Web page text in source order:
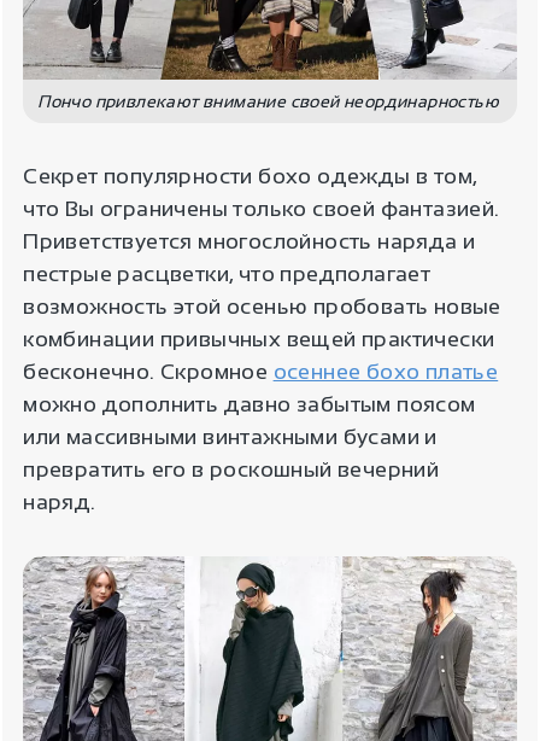
Пончо привлекают внимание своей неординарностью
Секрет популярности бохо одежды в том,
что Вы ограничены только своей фантазией.
Приветствуется многослойность наряда и
пестрые расцветки, что предполагает
возможность этой осенью пробовать новые
комбинации привычных вещей практически
бесконечно. Скромное осеннее бохо платье
можно дополнить давно забытым поясом
или массивными винтажными бусами и
превратить его в роскошный вечерний
наряд.